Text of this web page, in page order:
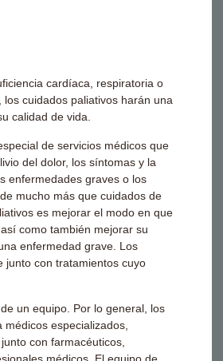
cardíaca, respiratoria o
cuidados paliativos harán una
calidad de vida.
de servicios médicos que
del dolor, los síntomas y la
enfermedades graves o los
mucho más que cuidados de
es mejorar el modo en que
como también mejorar su
enfermedad grave. Los
junto con tratamientos cuyo
un equipo. Por lo general, los
especializados,
con farmacéuticos,